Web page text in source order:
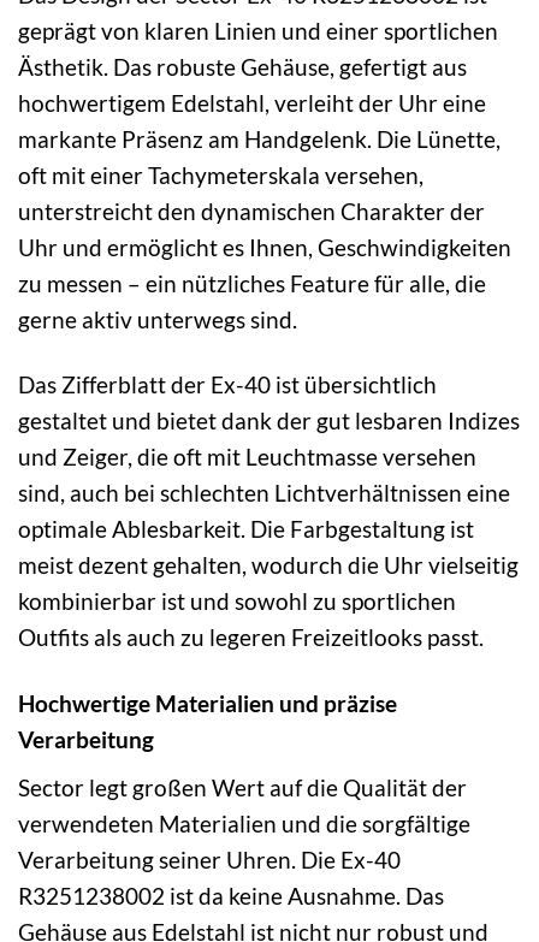
geprägt von klaren Linien und einer sportlichen
Ästhetik. Das robuste Gehäuse, gefertigt aus
hochwertigem Edelstahl, verleiht der Uhr eine
markante Präsenz am Handgelenk. Die Lünette,
oft mit einer Tachymeterskala versehen,
unterstreicht den dynamischen Charakter der
Uhr und ermöglicht es Ihnen, Geschwindigkeiten
zu messen – ein nützliches Feature für alle, die
gerne aktiv unterwegs sind.
Das Zifferblatt der Ex-40 ist übersichtlich
gestaltet und bietet dank der gut lesbaren Indizes
und Zeiger, die oft mit Leuchtmasse versehen
sind, auch bei schlechten Lichtverhältnissen eine
optimale Ablesbarkeit. Die Farbgestaltung ist
meist dezent gehalten, wodurch die Uhr vielseitig
kombinierbar ist und sowohl zu sportlichen
Outfits als auch zu legeren Freizeitlooks passt.
Hochwertige Materialien und präzise
Verarbeitung
Sector legt großen Wert auf die Qualität der
verwendeten Materialien und die sorgfältige
Verarbeitung seiner Uhren. Die Ex-40
R3251238002 ist da keine Ausnahme. Das
Gehäuse aus Edelstahl ist nicht nur robust und